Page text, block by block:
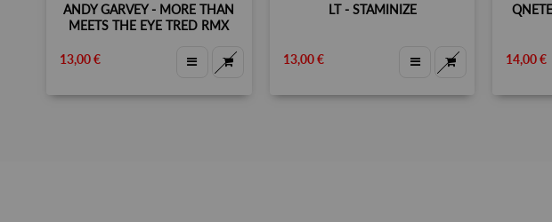
ANDY GARVEY - MORE THAN
MEETS THE EYE TRED RMX
13,00 €
LT - STAMINIZE
13,00 € 14,00 €